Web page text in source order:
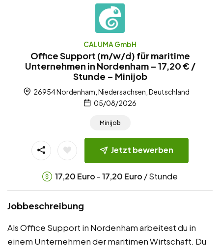
CALUMA GmbH
Office Support (m/w/d) für maritime
Unternehmen in Nordenham – 17,20 € /
Stunde – Minijob
26954 Nordenham, Niedersachsen, Deutschland
05/08/2026
Minijob
Jetzt bewerben
17,20 Euro -17,20 Euro / Stunde
Jobbeschreibung
Als Office Support in Nordenham arbeitest du in
einem Unternehmen der maritimen Wirtschaft. Du